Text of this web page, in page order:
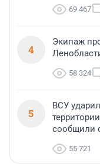
69 467
4
Экипаж
58 324
5
ВСУ
сообщили
55 721